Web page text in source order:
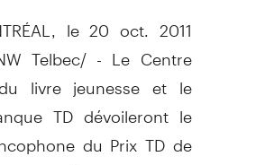
le 20 oct. 2011
Telbec/ - Le Centre
livre jeunesse et le
TD dévoileront le
du Prix TD de